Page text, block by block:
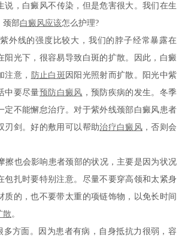
说，白癜风不传染，但是危害很大。我们在生
颈部白癜风应该怎么护理?
线的强度比较大，我们的脖子经常暴露在
阳光下，很容易导致白斑的扩散。因此，白癜
注意， 防止白斑 因阳光照射而扩散。阳光中紫
中要尽量预防白癜风 ，预防疾病的发生。冬季
定不能懈怠治疗。对于紫外线颈部白癜风患者
刃剑。好的敷用可以帮助治疗白癜风，否则会
也会影响患者颈部的状况，主要是因为状况
包扎时要特别注意。尽量不要穿高领和太紧身
质的，也不要带太重的项链饰物，以免长时间
散。
方面。因为患者有病，自身抵抗力很弱，容